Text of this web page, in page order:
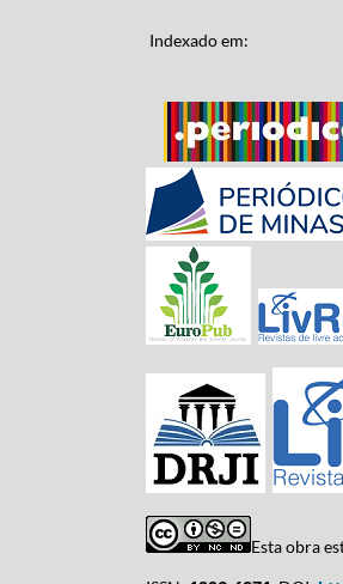
Indexado em:
Esta obra